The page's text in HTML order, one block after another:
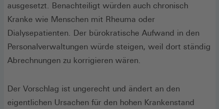
ausgesetzt. Benachteiligt würden auch chronisch
Kranke wie Menschen mit Rheuma oder
Dialysepatienten. Der bürokratische Aufwand in den
Personalverwaltungen würde steigen, weil dort ständig
Abrechnungen zu korrigieren wären.
Der Vorschlag ist ungerecht und ändert an den
eigentlichen Ursachen für den hohen Krankenstand